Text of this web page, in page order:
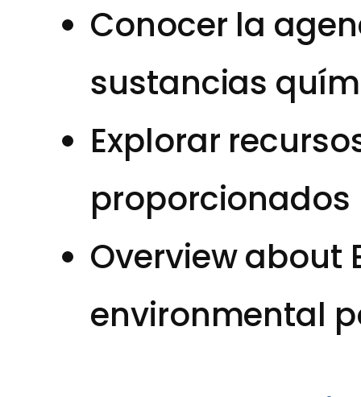
Conocer la
sustancias
Explorar
proporcionados
Overview about
environmental